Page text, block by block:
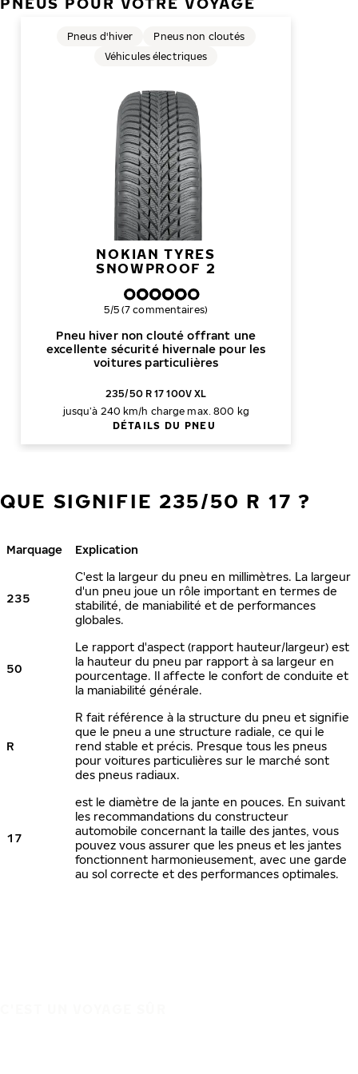
NOKIAN TYRES
SNOWPROOF 2
Pneu hiver non clouté offrant une
excellente sécurité hivernale pour les
voitures particulières
Pneus d'hiver
Pneus non cloutés
Véhicules électriques
Note globale
5/5 (7 commentaires)
235/50 R 17 100V XL
jusqu’à 240 km/h charge max. 800 kg
DÉTAILS DU PNEU
QUE SIGNIFIE 235/50 R 17 ?
Marquage Explication
235
C'est la largeur du pneu en millimètres. La largeur
d'un pneu joue un rôle important en termes de
stabilité, de maniabilité et de performances
globales.
50
Le rapport d'aspect (rapport hauteur/largeur) est
la hauteur du pneu par rapport à sa largeur en
pourcentage. Il affecte le confort de conduite et
la maniabilité générale.
R
R fait référence à la structure du pneu et signifie
que le pneu a une structure radiale, ce qui le
rend stable et précis. Presque tous les pneus
pour voitures particulières sur le marché sont
des pneus radiaux.
17
est le diamètre de la jante en pouces. En suivant
les recommandations du constructeur
automobile concernant la taille des jantes, vous
pouvez vous assurer que les pneus et les jantes
fonctionnent harmonieusement, avec une garde
au sol correcte et des performances optimales.